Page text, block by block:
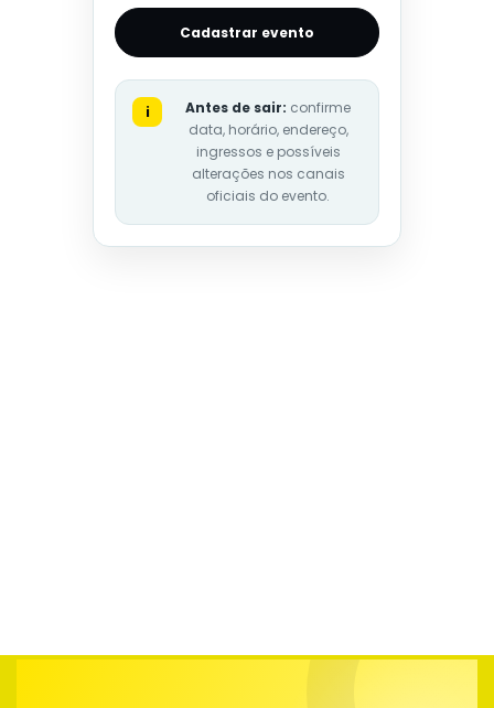
Cadastrar evento
i Antes de sair: confirme
data, horário, endereço,
ingressos e possíveis
alterações nos canais
oficiais do evento.